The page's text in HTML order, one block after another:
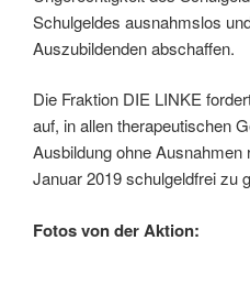
Schulgeldes ausnahmslos
Auszubildenden abschaffen.
Die Fraktion DIE LINKE
auf, in allen therapeutischen
Ausbildung ohne
Januar 2019 schulgeldfrei zu
Fotos von der Aktion: